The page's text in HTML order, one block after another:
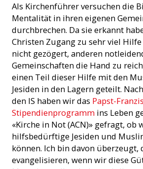
Als Kirchenführer versuchen die
Mentalität in ihren eigenen
durchbrechen. Da sie erkannt
Christen Zugang zu sehr viel Hilfe
nicht gezögert, anderen
Gemeinschaften die Hand zu
einen Teil dieser Hilfe mit den
Jesiden in den Lagern geteilt.
den IS haben wir das Papst-
Stipendienprogramm ins Leben
«Kirche in Not (ACN)» gefragt, ob
hilfsbedürftige Jesiden und
können. Ich bin davon überzeugt,
evangelisieren, wenn wir diese